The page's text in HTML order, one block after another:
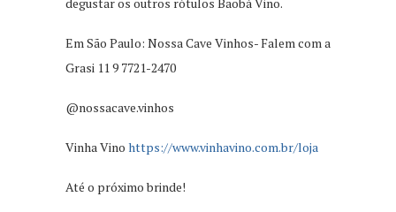
degustar os outros rótulos Baobá Vino.
Em São Paulo: Nossa Cave Vinhos- Falem com a
Grasi 11 9 7721-2470
@nossacave.vinhos
Vinha Vino https://www.vinhavino.com.br/loja
Até o próximo brinde!